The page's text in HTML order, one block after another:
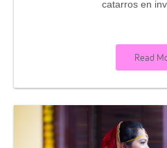
catarros en
Read